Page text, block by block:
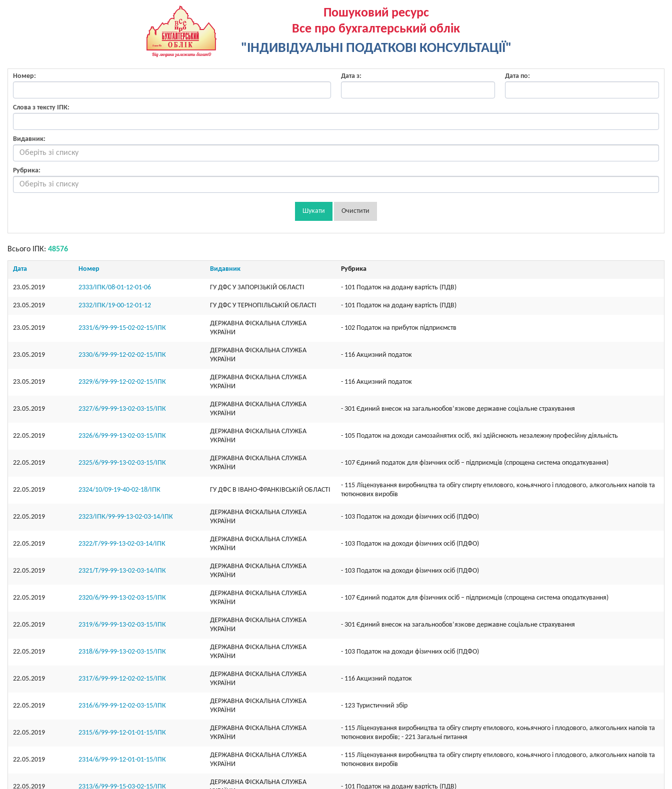
Пошуковий ресурс
Все про бухгалтерський облік
"ІНДИВІДУАЛЬНІ ПОДАТКОВІ КОНСУЛЬТАЦІЇ"
Номер: Дата з: Дата по:
Слова з тексту ІПК:
Видавник:
Рубрика:
Шукати Очистити
Всього ІПК: 48576
Дата Номер Видавник Рубрика
23.05.2019 2333/ІПК/08-01-12-01-06 ГУ ДФС У ЗАПОРIЗЬКIЙ ОБЛАСТI - 101 Податок на додану вартість (ПДВ)
23.05.2019 2332/ІПК/19-00-12-01-12 ГУ ДФС У ТЕРНОПIЛЬСЬКIЙ ОБЛАСТI - 101 Податок на додану вартість (ПДВ)
23.05.2019 2331/6/99-99-15-02-02-15/ІПК
ДЕРЖАВНА ФІСКАЛЬНА СЛУЖБА
УКРАЇНИ
- 102 Податок на прибуток підприємств
23.05.2019 2330/6/99-99-12-02-02-15/ІПК
ДЕРЖАВНА ФІСКАЛЬНА СЛУЖБА
УКРАЇНИ
- 116 Акцизний податок
23.05.2019 2329/6/99-99-12-02-02-15/ІПК
ДЕРЖАВНА ФІСКАЛЬНА СЛУЖБА
УКРАЇНИ
- 116 Акцизний податок
23.05.2019 2327/6/99-99-13-02-03-15/ІПК
ДЕРЖАВНА ФІСКАЛЬНА СЛУЖБА
УКРАЇНИ
- 301 Єдиний внесок на загальнообов’язкове державне соціальне страхування
22.05.2019 2326/6/99-99-13-02-03-15/ІПК
ДЕРЖАВНА ФІСКАЛЬНА СЛУЖБА
УКРАЇНИ
- 105 Податок на доходи самозайнятих осіб, які здійснюють незалежну професійну діяльність
22.05.2019 2325/6/99-99-13-02-03-15/ІПК
ДЕРЖАВНА ФІСКАЛЬНА СЛУЖБА
УКРАЇНИ
- 107 Єдиний податок для фізичних осіб – підприємців (спрощена система оподаткування)
22.05.2019 2324/10/09-19-40-02-18/ІПК ГУ ДФС В IВАНО-ФРАНКIВСЬКIЙ ОБЛАСТI
- 115 Ліцензування виробництва та обігу спирту етилового, коньячного і плодового, алкогольних напоїв та
тютюнових виробів
22.05.2019 2323/ІПК/99-99-13-02-03-14/ІПК
ДЕРЖАВНА ФІСКАЛЬНА СЛУЖБА
УКРАЇНИ
- 103 Податок на доходи фізичних осіб (ПДФО)
22.05.2019 2322/Г/99-99-13-02-03-14/ІПК
ДЕРЖАВНА ФІСКАЛЬНА СЛУЖБА
УКРАЇНИ
- 103 Податок на доходи фізичних осіб (ПДФО)
22.05.2019 2321/Т/99-99-13-02-03-14/ІПК
ДЕРЖАВНА ФІСКАЛЬНА СЛУЖБА
УКРАЇНИ
- 103 Податок на доходи фізичних осіб (ПДФО)
22.05.2019 2320/6/99-99-13-02-03-15/ІПК
ДЕРЖАВНА ФІСКАЛЬНА СЛУЖБА
УКРАЇНИ
- 107 Єдиний податок для фізичних осіб – підприємців (спрощена система оподаткування)
22.05.2019 2319/6/99-99-13-02-03-15/ІПК
ДЕРЖАВНА ФІСКАЛЬНА СЛУЖБА
УКРАЇНИ
- 301 Єдиний внесок на загальнообов’язкове державне соціальне страхування
22.05.2019 2318/6/99-99-13-02-03-15/ІПК
ДЕРЖАВНА ФІСКАЛЬНА СЛУЖБА
УКРАЇНИ
- 103 Податок на доходи фізичних осіб (ПДФО)
22.05.2019 2317/6/99-99-12-02-02-15/ІПК
ДЕРЖАВНА ФІСКАЛЬНА СЛУЖБА
УКРАЇНИ
- 116 Акцизний податок
22.05.2019 2316/6/99-99-12-02-03-15/ІПК
ДЕРЖАВНА ФІСКАЛЬНА СЛУЖБА
УКРАЇНИ
- 123 Туристичний збір
22.05.2019 2315/6/99-99-12-01-01-15/ІПК
ДЕРЖАВНА ФІСКАЛЬНА СЛУЖБА
УКРАЇНИ
- 115 Ліцензування виробництва та обігу спирту етилового, коньячного і плодового, алкогольних напоїв та
тютюнових виробів; - 221 Загальні питання
22.05.2019 2314/6/99-99-12-01-01-15/ІПК
ДЕРЖАВНА ФІСКАЛЬНА СЛУЖБА
УКРАЇНИ
- 115 Ліцензування виробництва та обігу спирту етилового, коньячного і плодового, алкогольних напоїв та
тютюнових виробів
22.05.2019 2313/6/99-99-15-03-02-15/ІПК
ДЕРЖАВНА ФІСКАЛЬНА СЛУЖБА
- 101 Податок на додану вартість (ПДВ)